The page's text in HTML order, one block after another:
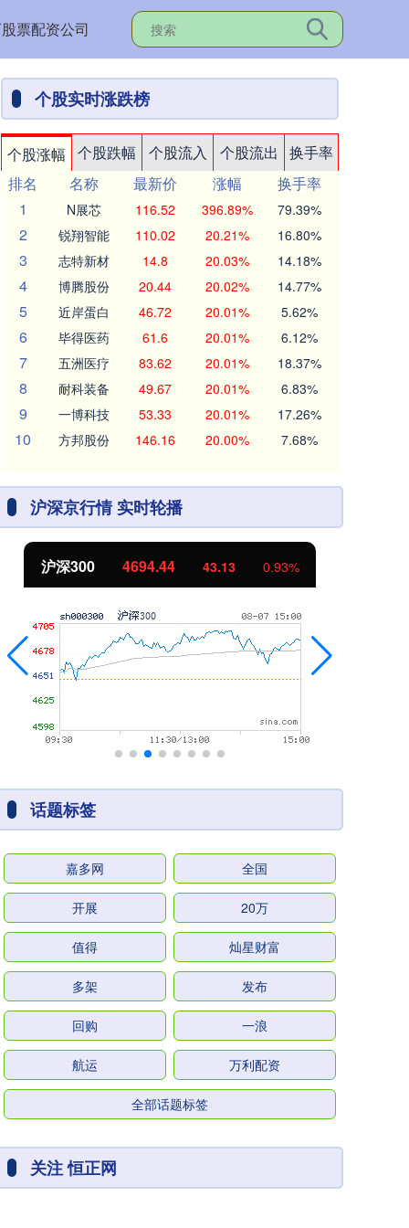
票配资公司
个股实时涨跌榜
个股涨幅 个股跌幅 个股流入 个股流出
换手率
排名
名称 最新价 涨幅
换手率
1
N展芯 116.52 396.89% 79.39%
2 锐翔智能 110.02 20.21% 16.80%
3 志特新材 14.8 20.03% 14.18%
4 博腾股份 20.44 20.02% 14.77%
5 近岸蛋白 46.72 20.01% 5.62%
6 毕得医药 61.6 20.01% 6.12%
7 五洲医疗 83.62 20.01% 18.37%
8 耐科装备 49.67 20.01% 6.83%
9 一博科技 53.33 20.01% 17.26%
10 方邦股份 146.16 20.00% 7.68%
沪深京行情 实时轮播
沪深300 4694.44 43.13 0.93%
话题标签
嘉多网 全国
开展 20万
值得 灿星财富
多架 发布
回购 一浪
航运 万利配资
全部话题标签
关注 恒正网